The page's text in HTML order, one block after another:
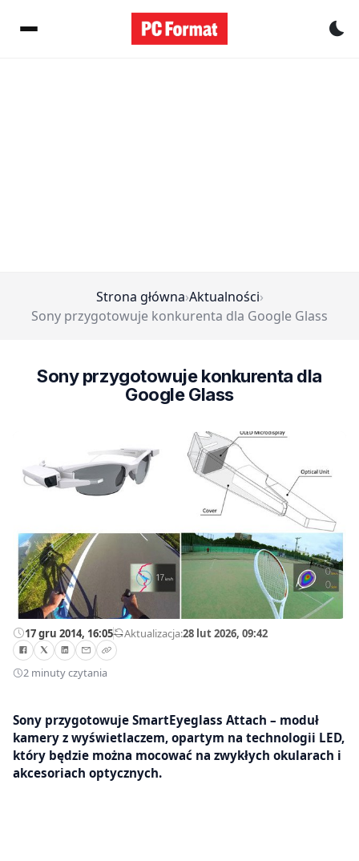
Strona główna›Aktualności›
Sony przygotowuje konkurenta dla Google Glass
Sony przygotowuje konkurenta dla
Google Glass
17 gru 2014, 16:05—Aktualizacja:28 lut 2026, 09:42
2 minuty czytania
Sony przygotowuje SmartEyeglass Attach – moduł
kamery z wyświetlaczem, opartym na technologii LED,
który będzie można mocować na zwykłych okularach i
akcesoriach optycznych.